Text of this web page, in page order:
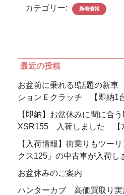
カテゴリー: 新着情報
最近の投稿
お盆前に乗れる!!話題の新
ションＥクラッチ 【即納1
【即納】お盆休みに間に
XSR155 入荷しました 【ﾌﾞ
【入荷情報】街乗りもツー
クス125」の中古車が入荷し
お盆休みのご案内
ハンターカブ 高価買取り実